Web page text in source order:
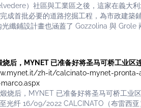
）社區與工業區之後，這家在義大
成首批必要的道路挖掘工程，為市政建築
纖鋪設計畫也涵蓋了 Gozzolina 與 Grole
烧后，MYNET 已准备好将圣马可桥工业区
zh-it/calcinato-mynet-
烧后，MYNET 已准备好将圣马可桥工业
光纤 16/09/2022 CALCINATO（布雷西